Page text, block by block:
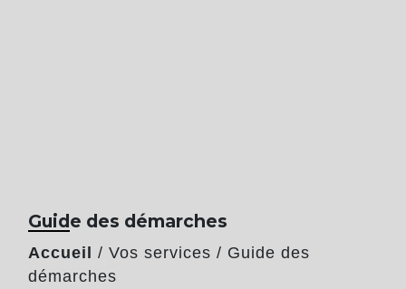
Guide des démarches
Accueil / Vos services / Guide des
démarches